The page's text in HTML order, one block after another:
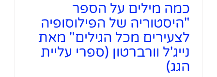
כמה מילים על הספר
"היסטוריה של הפילוסופיה
לצעירים מכל הגילים" מאת
נייג'ל וורברטון (ספרי עליית
הגג)